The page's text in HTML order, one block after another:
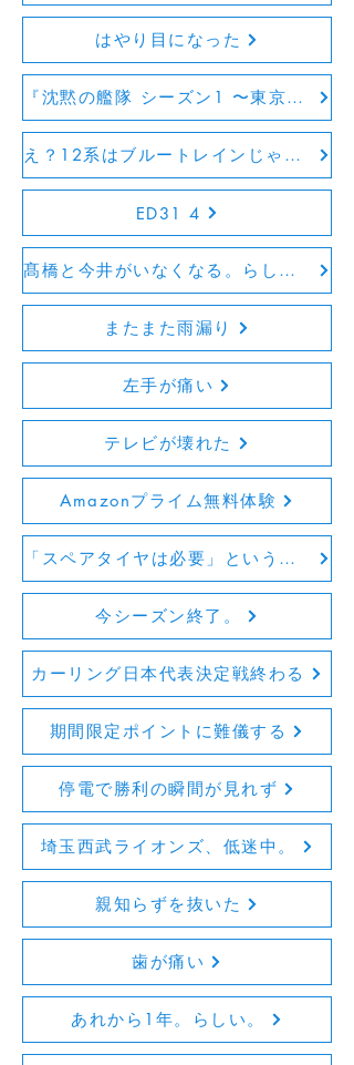
はやり目になった
『沈黙の艦隊 シーズン1 〜東京湾大海戦〜』
え？12系はブルートレインじゃないでしょ。
ED31 4
髙橋と今井がいなくなる。らしい。
またまた雨漏り
左手が痛い
テレビが壊れた
Amazonプライム無料体験
「スペアタイヤは必要」という話。
今シーズン終了。
カーリング日本代表決定戦終わる
期間限定ポイントに難儀する
停電で勝利の瞬間が見れず
埼玉西武ライオンズ、低迷中。
親知らずを抜いた
歯が痛い
あれから1年。らしい。